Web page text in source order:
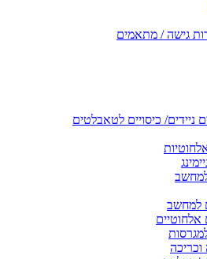
גישה / מתאמים
ניידים/ כיסויים לטאבלטים
למחשב
למחשב
אלחוטיים
וכריכה